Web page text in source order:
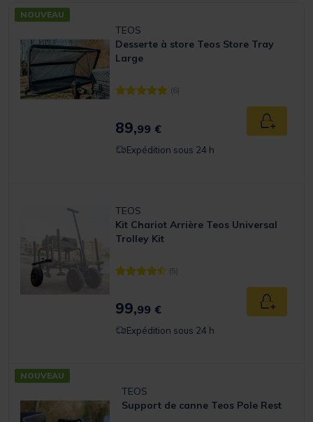
NOUVEAU
TEOS
Desserte à store Teos Store Tray
Large
[object Object] out of 5 Customer Rating
(6)
89,99 € Ajouter
Expédition sous 24 h
TEOS
Kit Chariot Arrière Teos Universal
Trolley Kit
[object Object] out of 5 Customer Rating
(5)
99,99 € Ajouter
Expédition sous 24 h
NOUVEAU
TEOS
Support de canne Teos Pole Rest